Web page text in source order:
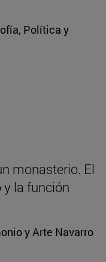
Política y
monasterio. El
la función
y Arte Navarro